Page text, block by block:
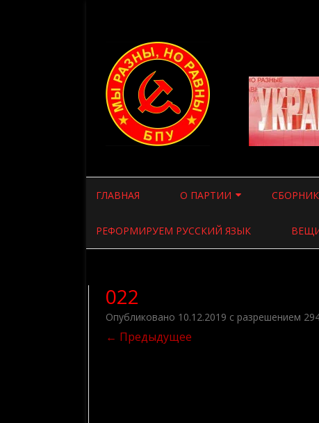
ГЛАВНАЯ О ПАРТИИ
ВВЕДЕНИЕ
КАК Я СОЗДАЮ ПАРТИЮ
СТАТЬИ
РЕФОРМИРУЕМ РУССКИЙ ЯЗЫК
022
Опубликовано 10.12.2019 с разрешением
← Предыдущее